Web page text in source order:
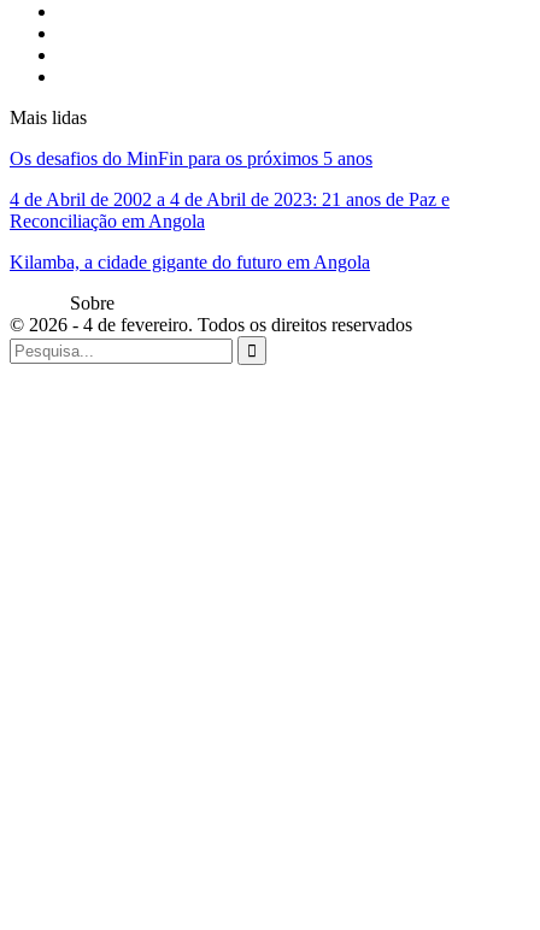
Mais lidas
Os desafios do MinFin para os próximos 5 anos
4 de Abril de 2002 a 4 de Abril de 2023: 21 anos de Paz e
Reconciliação em Angola
Kilamba, a cidade gigante do futuro em Angola
Sobre
© 2026 - 4 de fevereiro. Todos os direitos reservados